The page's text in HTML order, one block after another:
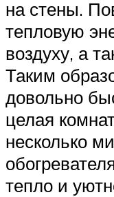
на стены.
тепловую
воздуху, а
Таким
довольно
целая
несколько
тепло и